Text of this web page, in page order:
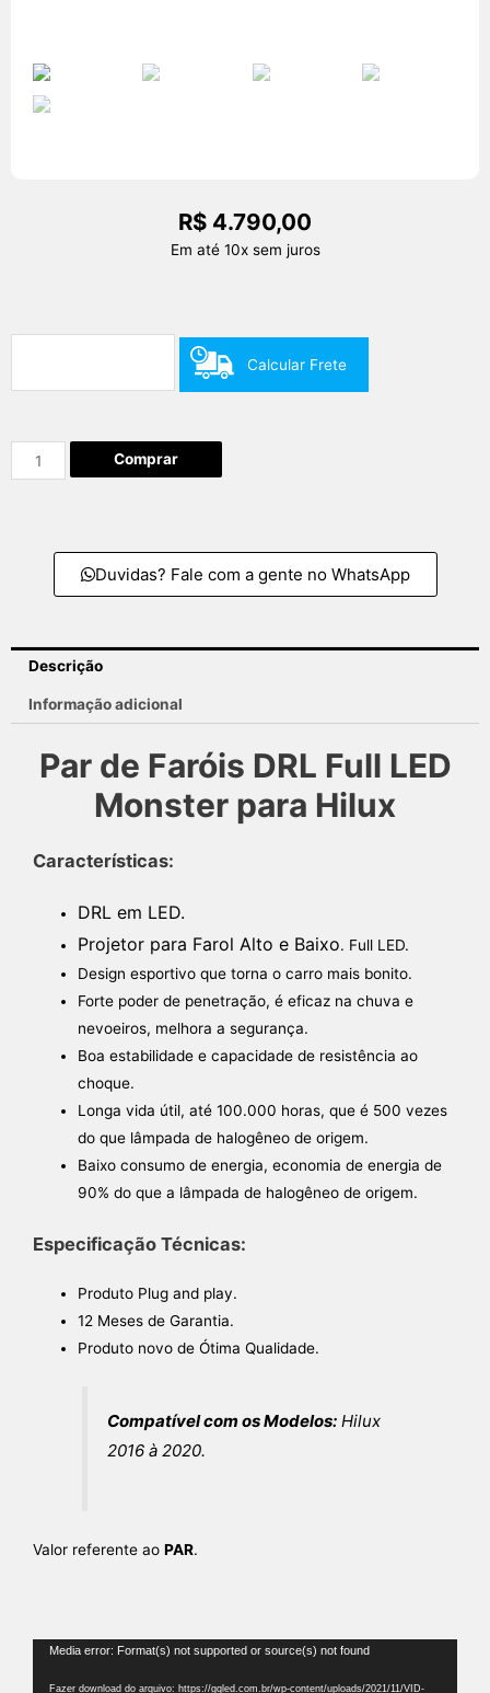
R$ 4.790,00
Em até 10x sem juros
Calcular Frete
Comprar
Duvidas? Fale com a gente no WhatsApp
Descrição
Informação adicional
Par de Faróis DRL Full LED
Monster para Hilux
Características:
DRL em LED.
Projetor para Farol Alto e Baixo. Full LED.
Design esportivo que torna o carro mais bonito.
Forte poder de penetração, é eficaz na chuva e
nevoeiros, melhora a segurança.
Boa estabilidade e capacidade de resistência ao
choque.
Longa vida útil, até 100.000 horas, que é 500 vezes
do que lâmpada de halogêneo de origem.
Baixo consumo de energia, economia de energia de
90% do que a lâmpada de halogêneo de origem.
Especificação Técnicas:
Produto Plug and play.
12 Meses de Garantia.
Produto novo de Ótima Qualidade.
Compatível com os Modelos: Hilux
2016 à 2020.
Valor referente ao PAR.
Tocador
Media error: Format(s) not supported or source(s) not found
Fazer download do arquivo: https://gqled.com.br/wp-content/uploads/2021/11/VID-